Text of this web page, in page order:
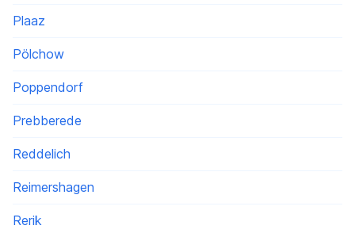
Plaaz
Pölchow
Poppendorf
Prebberede
Reddelich
Reimershagen
Rerik